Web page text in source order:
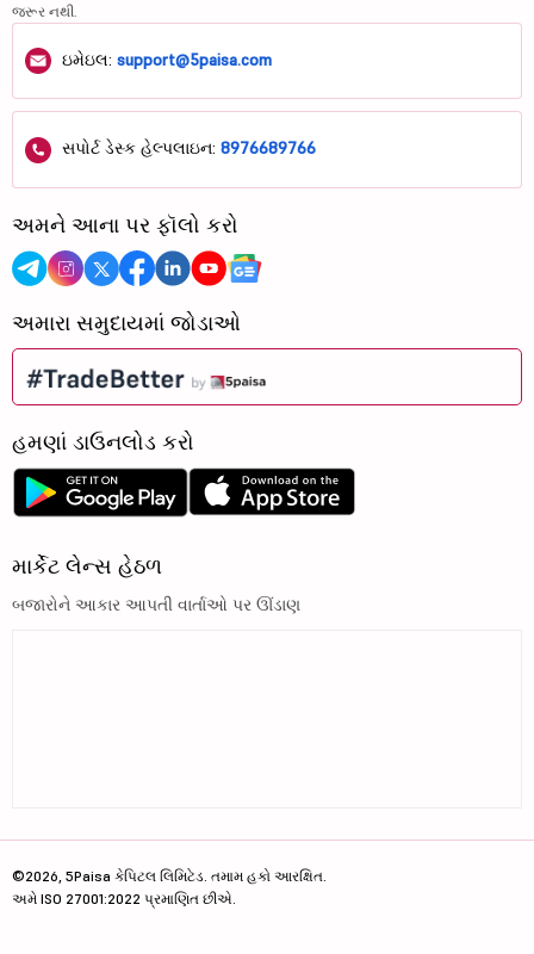
જરૂર નથી.
ઇમેઇલ: support@5paisa.com
સપોર્ટ ડેસ્ક હેલ્પલાઇન: 8976689766
અમને આના પર ફૉલો કરો
અમારા સમુદાયમાં જોડાઓ
હમણાં ડાઉનલોડ કરો
માર્કેટ લેન્સ હેઠળ
બજારોને આકાર આપતી વાર્તાઓ પર ઊંડાણ
©2026, 5Paisa કેપિટલ લિમિટેડ. તમામ હકો આરક્ષિત.
અમે ISO 27001:2022 પ્રમાણિત છીએ.